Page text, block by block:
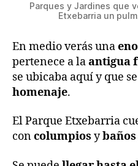
Parques y Jardines que
Etxebarria un
En medio verás una
pertenece a laantigua
se ubicaba aquí y que
homenaje.
El Parque Etxebarria
concolumpios y